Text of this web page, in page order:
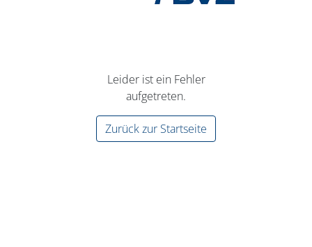
Leider ist ein Fehler
aufgetreten.
Zurück zur Startseite